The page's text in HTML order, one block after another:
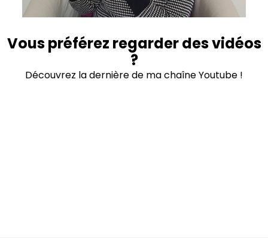
Vous préférez regarder des vidéos
?
Découvrez la dernière de ma chaîne Youtube !